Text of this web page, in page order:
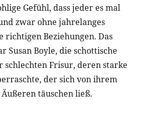
Gefühl, dass jeder es mal
zwar ohne jahrelanges
richtigen Beziehungen. Das
Susan Boyle, die schottische
schlechten Frisur, deren starke
der sich von ihrem
täuschen ließ.